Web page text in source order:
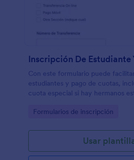
Con este formulario puede
estudiantes y pago de cuotas,
cuota especial si hay hermanos
Go to Category:
Formularios de inscripción
Usar